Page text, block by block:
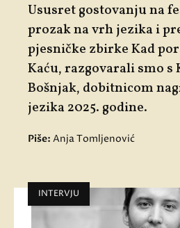
Ususret gostovanju na
prozak na vrh jezikai
pjesničke zbirkeKad
Kaću, razgovarali smo s
Bošnjak, dobitnicom
jezika 2025. godine.
Piše: Anja Tomljenović
INTERVJU